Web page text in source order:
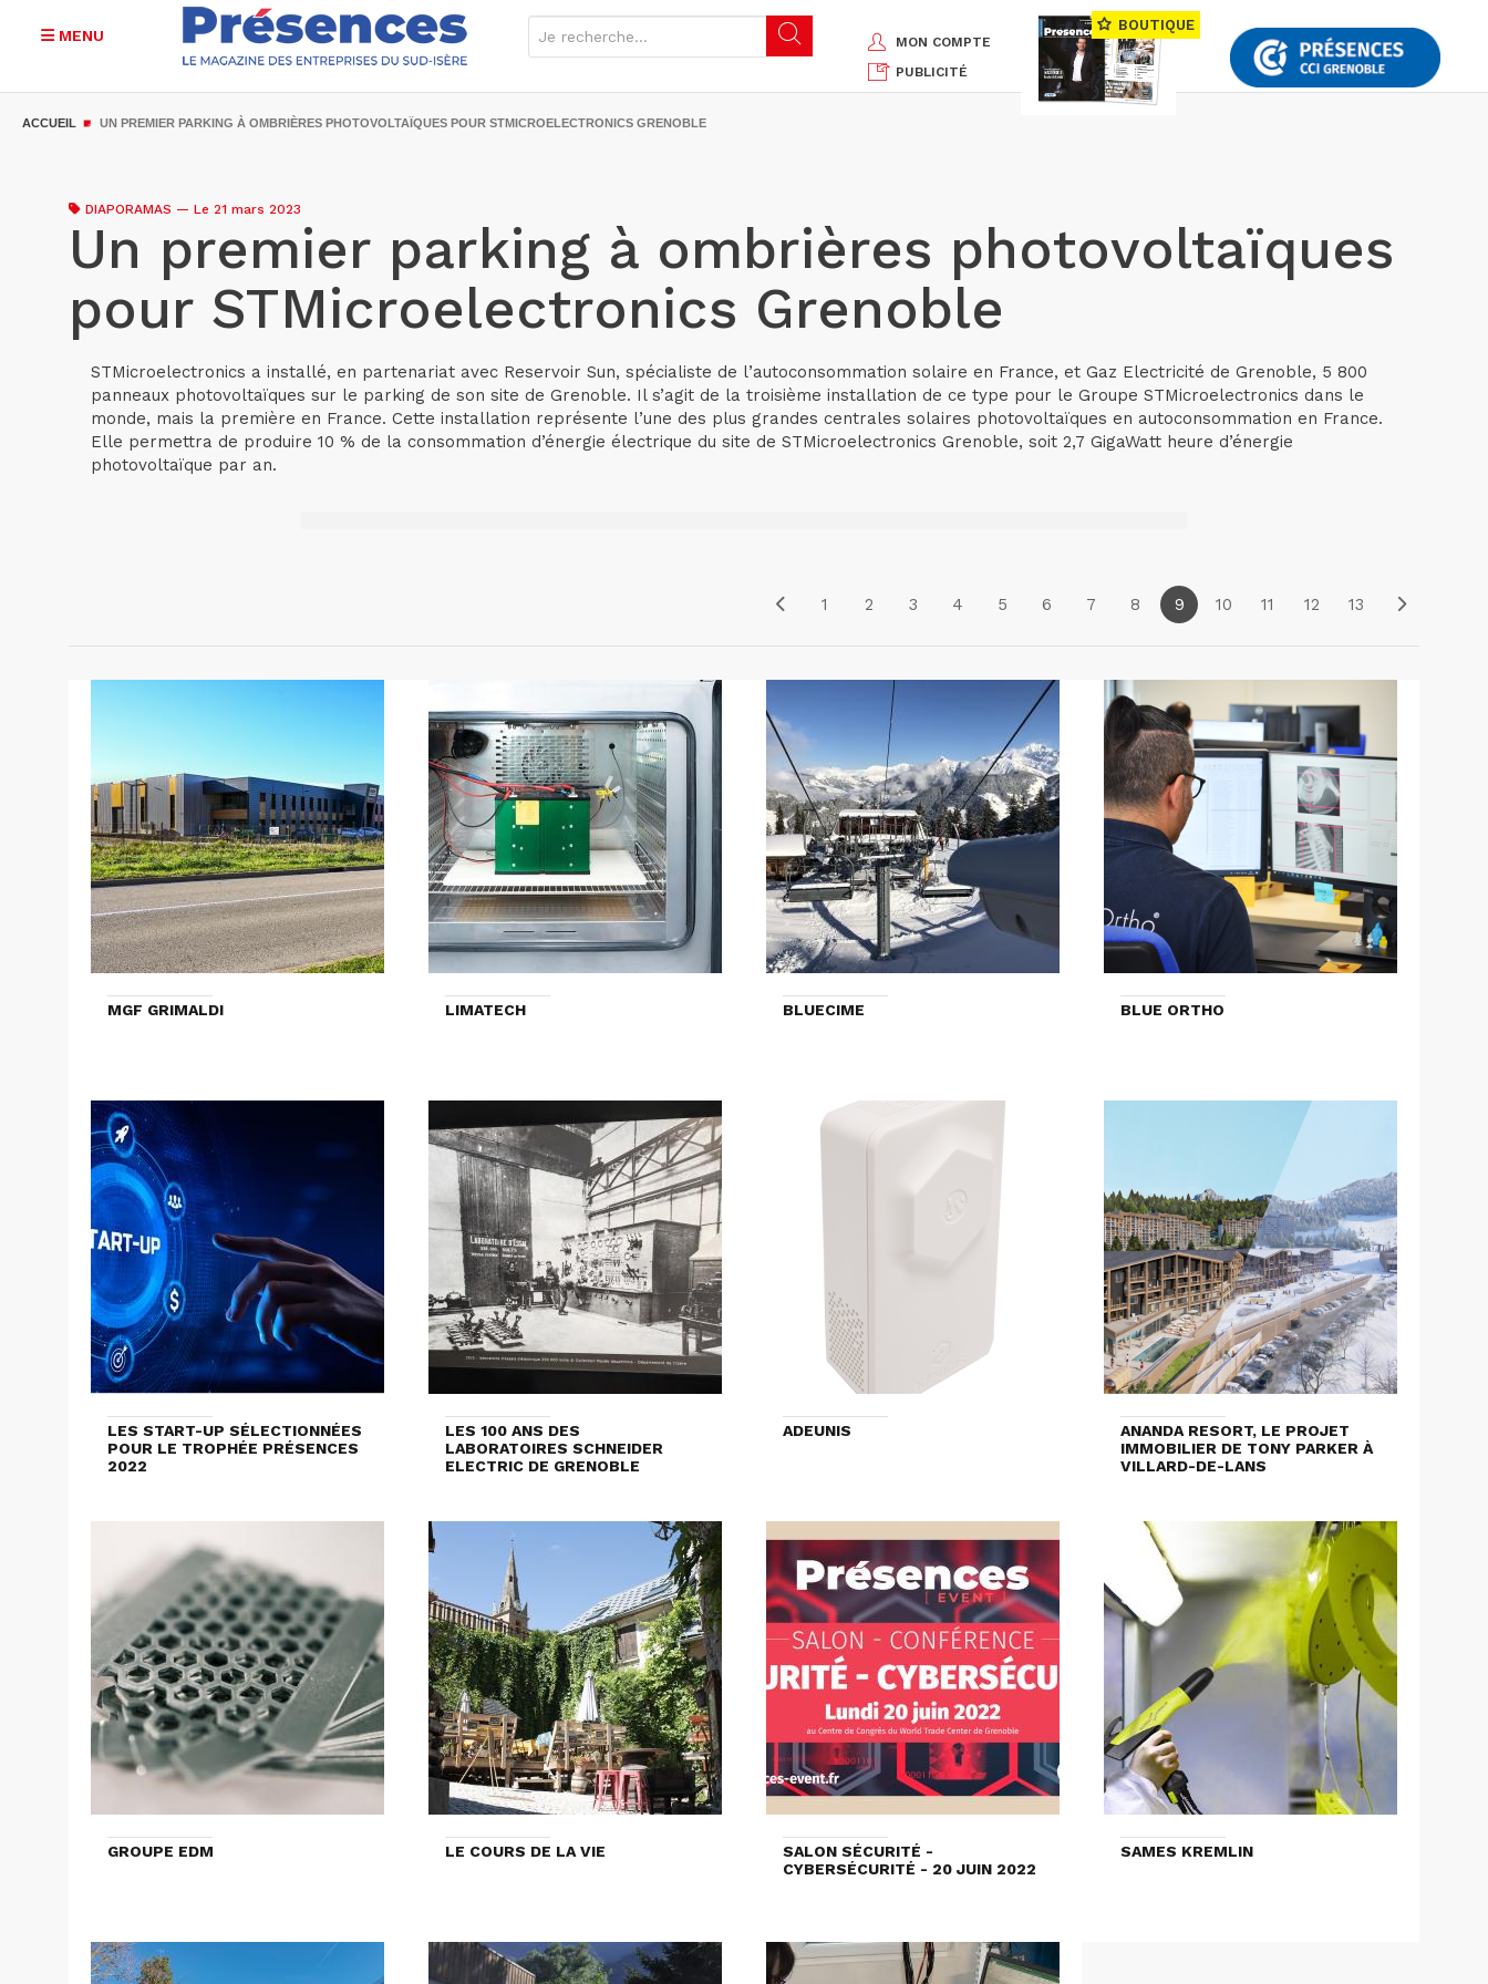
MENU
MON COMPTE
PUBLICITÉ
BOUTIQUE
ACCUEIL UN PREMIER PARKING À OMBRIÈRES PHOTOVOLTAÏQUES POUR STMICROELECTRONICS GRENOBLE
DIAPORAMAS — Le 21 mars 2023
Un premier parking à ombrières photovoltaïques
pour STMicroelectronics Grenoble
STMicroelectronics a installé, en partenariat avec Reservoir Sun, spécialiste de l’autoconsommation solaire en France, et Gaz Electricité de Grenoble, 5 800
panneaux photovoltaïques sur le parking de son site de Grenoble. Il s’agit de la troisième installation de ce type pour le Groupe STMicroelectronics dans le
monde, mais la première en France. Cette installation représente l’une des plus grandes centrales solaires photovoltaïques en autoconsommation en France.
Elle permettra de produire 10 % de la consommation d’énergie électrique du site de STMicroelectronics Grenoble, soit 2,7 GigaWatt heure d’énergie
photovoltaïque par an.
1 2 3 4 5 6 7 8 9 10 11 12 13
MGF GRIMALDI LIMATECH BLUECIME BLUE ORTHO
LES START-UP SÉLECTIONNÉES
POUR LE TROPHÉE PRÉSENCES
2022
LES 100 ANS DES
LABORATOIRES SCHNEIDER
ELECTRIC DE GRENOBLE
ADEUNIS
ANANDA RESORT, LE PROJET
IMMOBILIER DE TONY PARKER À
VILLARD-DE-LANS
GROUPE EDM LE COURS DE LA VIE
SALON SÉCURITÉ -
CYBERSÉCURITÉ - 20 JUIN 2022
SAMES KREMLIN